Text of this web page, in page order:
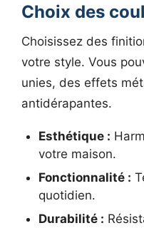
Choix des
Choisissez des
votre style. Vous
unies, des effets
antidérapantes.
Esthétique :
votre maison.
Fonctionnalité :
quotidien.
Durabilité :